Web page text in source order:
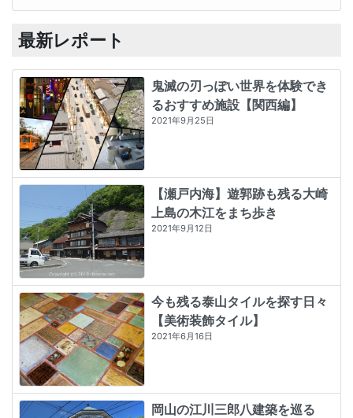
最新レポート
鬼滅の刃っぽい世界を体験でき
るおすすめ施設【関西編】
2021年9月25日
【瀬戸内海】遊郭跡も残る大崎
上島の木江をまち歩き
2021年9月12日
今も残る泰山タイルを探す日々
【美術装飾タイル】
2021年6月16日
岡山の江川三郎八建築を巡る